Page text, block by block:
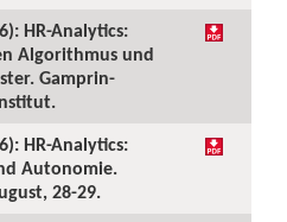
HR-Analytics:
Algorithmus und
Gamprin-
HR-Analytics:
Autonomie.
28-29.